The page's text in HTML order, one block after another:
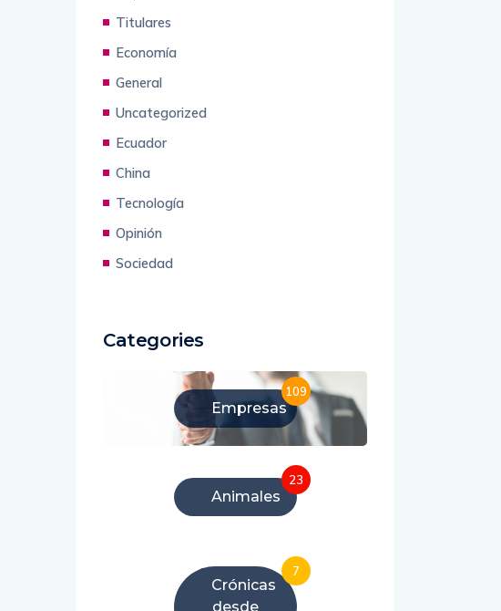
Deportes
Titulares
Economía
General
Uncategorized
Ecuador
China
Tecnología
Opinión
Categories
Empresas
109
23
7